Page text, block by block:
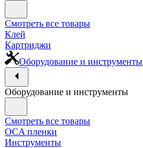
Смотреть все товары
Клей
Картриджи
Оборудование и инструменты
Оборудование и инструменты
Смотреть все товары
OCA пленки
Инструменты